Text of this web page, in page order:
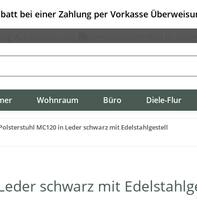
bei einer Zahlung per Vorkasse
Wohnraum Büro Diele-Flur
MC120 in Leder schwarz mit Edelstahlgestell
schwarz mit